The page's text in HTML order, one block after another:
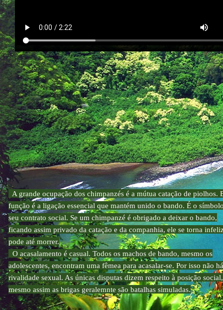
A grande ocupação dos chimpanzés é a mútua catação de piolhos.
função é a ligação essencial que mantém unido o bando. É o
seu contrato social. Se um chimpanzé é obrigado a deixar o bando,
ficando assim privado da catação e da companhia, ele se torna
pode até morrer.
O acasalamento é casual. Todos os machos de bando, mesmo os
adolescentes, encontram uma fêmea para acasalar-se. Por isso não há
rivalidade sexual. As únicas disputas dizem respeito à posição
mesmo assim as brigas geralemnte são batalhas simuladas.